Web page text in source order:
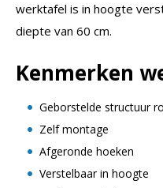
werktafel is in hoogte
diepte van 60 cm.
Kenmerken
Geborstelde structuur
Zelf montage
Afgeronde hoeken
Verstelbaar in hoogte